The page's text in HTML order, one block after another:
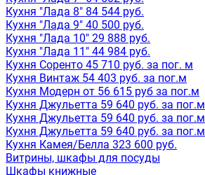
Кухня "Лада 8" 84 544 руб.
Кухня "Лада 9" 40 500 руб.
Кухня "Лада 10" 29 888 руб.
Кухня "Лада 11" 44 984 руб.
Кухня Соренто 45 710 руб. за пог. м
Кухня Винтаж 54 403 руб. за пог.м
Кухня Модерн от 56 615 руб за пог.м
Кухня Джульетта 59 640 руб. за пог.м
Кухня Джульетта 59 640 руб. за пог.м
Кухня Джульетта 59 640 руб. за пог.м
Кухня Камея/Белла 323 600 руб.
Витрины, шкафы для посуды
Шкафы книжные